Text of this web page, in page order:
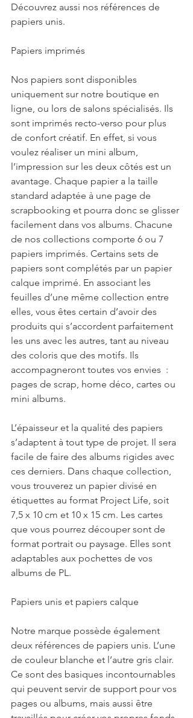
Découvrez aussi nos références de
papiers unis.
Papiers imprimés
Nos papiers sont disponibles
uniquement sur notre boutique en
ligne, ou lors de salons spécialisés. Ils
sont imprimés recto-verso pour plus
de confort créatif. En effet, si vous
voulez réaliser un mini album,
l’impression sur les deux côtés est un
avantage. Chaque papier a la taille
standard adaptée à une page de
scrapbooking et pourra donc se glisser
facilement dans vos albums. Chacune
de nos collections comporte 6 ou 7
papiers imprimés. Certains sets de
papiers sont complétés par un papier
calque imprimé. En associant les
feuilles d’une même collection entre
elles, vous êtes certain d’avoir des
produits qui s’accordent parfaitement
les uns avec les autres, tant au niveau
des coloris que des motifs. Ils
accompagneront toutes vos envies  :
pages de scrap, home déco, cartes ou
mini albums.
L’épaisseur et la qualité des papiers
s’adaptent à tout type de projet. Il sera
facile de faire des albums rigides avec
ces derniers. Dans chaque collection,
vous trouverez un papier divisé en
étiquettes au format Project Life, soit
7,5 x 10 cm et 10 x 15 cm. Les cartes
que vous pourrez découper sont de
format portrait ou paysage. Elles sont
adaptables aux pochettes de vos
albums de PL.
Papiers unis et papiers calque
Notre marque possède également
deux références de papiers unis. L’une
de couleur blanche et l’autre gris clair.
Ce sont des basiques incontournables
qui peuvent servir de support pour vos
pages ou albums, mais aussi être